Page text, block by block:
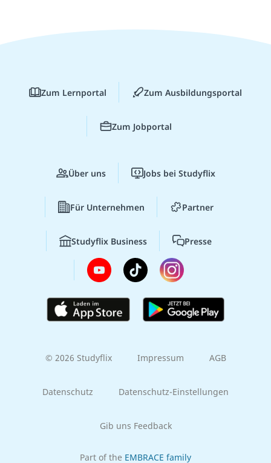
Zum Lernportal Zum Ausbildungsportal
Zum Jobportal
Über uns Jobs bei Studyflix
Für Unternehmen Partner
Studyflix Business Presse
© 2026 Studyflix Impressum AGB
Datenschutz Datenschutz-Einstellungen
Gib uns Feedback
Part of the EMBRACE family